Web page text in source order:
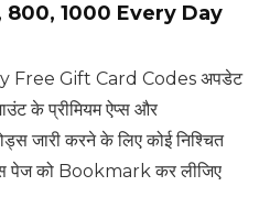
1000 Every Day
Free Gift Card Codes अपडेट
के प्रीमियम ऐप्स और
जारी करने के लिए कोई निश्चित
इस पेज को Bookmark कर लीजिए